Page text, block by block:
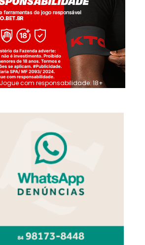
Jogue com responsabilidade. 18+